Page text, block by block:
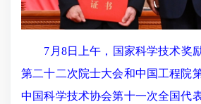
7月8日上午，国家科学技术奖
第二十二次院士大会和中国工程院
中国科学技术协会第十一次全国代